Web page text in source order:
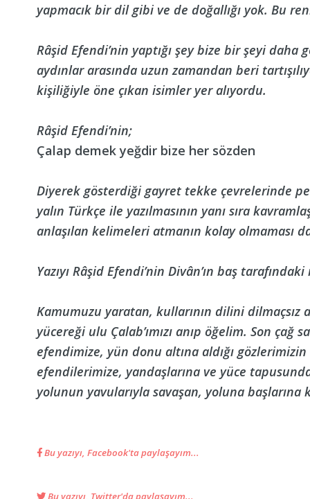
yapmacık bir dil gibi ve de doğallığı yok. Bu
Râşid Efendi’nin yaptığı şey bize bir şeyi
aydınlar arasında uzun zamandan beri
kişiliğiyle öne çıkan isimler yer alıyordu.
Râşid Efendi’nin;
Çalap demek yeğdir bize her sözden
Diyerek gösterdiği gayret tekke çevrelerinde
yalın Türkçe ile yazılmasının yanı sıra
anlaşılan kelimeleri atmanın kolay olmaması
Yazıyı Râşid Efendi’nin Divân’ın baş
Kamumuzu yaratan, kullarının dilini
yücereği ulu Çalab’ımızı anıp öğelim. Son çağ
efendimize, yün donu altına aldığı gözlerimizin
efendilerimize, yandaşlarına ve yüce
yolunun yavularıyla savaşan, yoluna başlarına
Bu yazıyı, Facebook'ta paylaşayım...
Bu yazıyı, Twitter'da paylaşayım...